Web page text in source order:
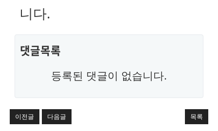
니다.
댓글목록
등록된 댓글이 없습니다.
이전글 다음글 목록